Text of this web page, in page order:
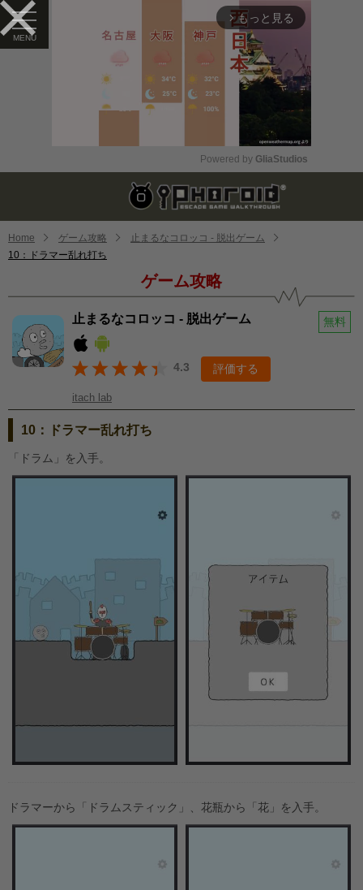
arrow_forward_ios もっと見る
Mute
Powered by GliaStudios
Home ゲーム攻略
止まるなコロッコ - 脱出ゲーム
10：ドラマー乱れ打ち
ゲーム攻略
止まるなコロッコ - 脱出ゲーム 無料
4.3 評価する
itach lab
10：ドラマー乱れ打ち
「ドラム」を入手。
ドラマーから「ドラムスティック」、花瓶から「花」を入手。